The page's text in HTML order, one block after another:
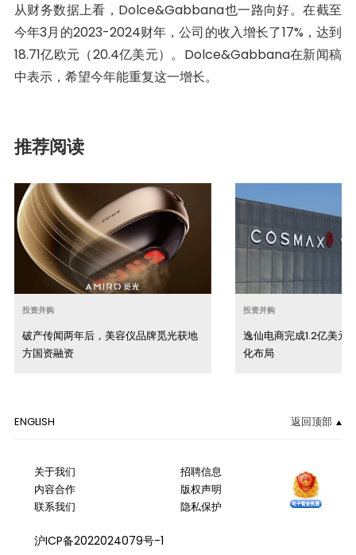
从财务数据上看，Dolce&Gabbana也一路向好。在截至
今年3月的2023-2024财年，公司的收入增长了17%，达到
18.71亿欧元（20.4亿美元）。Dolce&Gabbana在新闻稿
中表示，希望今年能重复这一增长。
推荐阅读
投资并购
破产传闻两年后，美容仪品牌觅光获地
方国资融资
投资并购
逸仙电商完成1.2亿美元
化布局
ENGLISH 返回顶部
关于我们
内容合作
联系我们
招聘信息
版权声明
隐私保护
沪ICP备2022024079号-1